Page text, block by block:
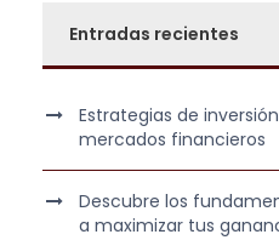
Entradas recientes
Estrategias de
mercados financieros
Descubre los
a maximizar tus